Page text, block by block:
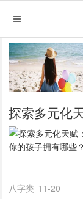
探索多元化
八字类 11-20